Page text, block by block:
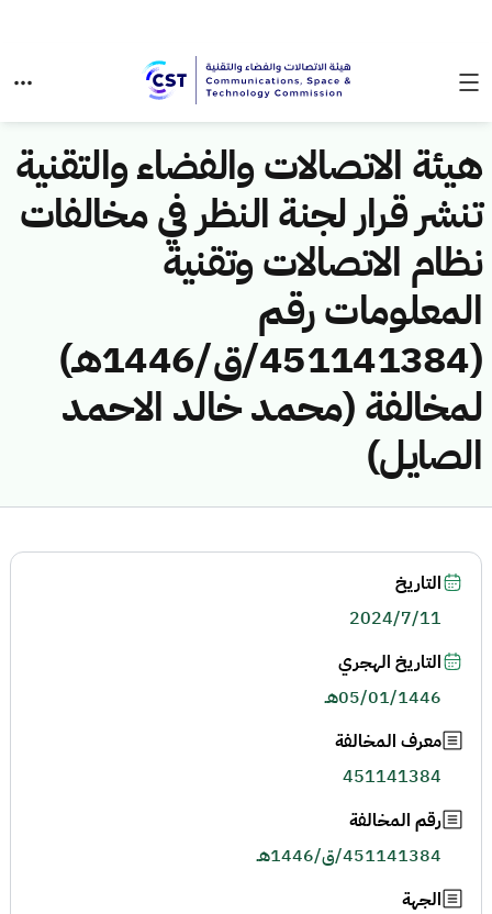
هيئة الاتصالات والفضاء والتقنية
تنشر قرار لجنة النظر في مخالفات
نظام الاتصالات وتقنية
المعلومات رقم
(451141384/ق/1446هـ)
لمخالفة (محمد خالد الاحمد
الصايل)
التاريخ
2024/7/11
التاريخ الهجري
05/01/1446هـ
معرف المخالفة
451141384
رقم المخالفة
451141384/ق/1446هـ
الجهة